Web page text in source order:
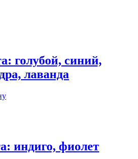
голубой, синий,
лаванда
индиго, фиолет